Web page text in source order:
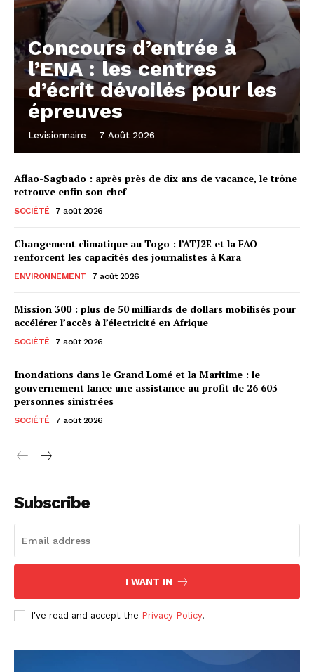
Concours d’entrée à
l’ENA : les centres
d’écrit dévoilés pour les
épreuves
Levisionnaire - 7 Août 2026
Aflao-Sagbado : après près de dix ans de vacance, le trône
retrouve enfin son chef
SOCIÉTÉ 7 août 2026
Changement climatique au Togo : l’ATJ2E et la FAO
renforcent les capacités des journalistes à Kara
ENVIRONNEMENT 7 août 2026
Mission 300 : plus de 50 milliards de dollars mobilisés pour
accélérer l’accès à l’électricité en Afrique
SOCIÉTÉ 7 août 2026
Inondations dans le Grand Lomé et la Maritime : le
gouvernement lance une assistance au profit de 26 603
personnes sinistrées
SOCIÉTÉ 7 août 2026
Subscribe
I WANT IN
I've read and accept the Privacy Policy.